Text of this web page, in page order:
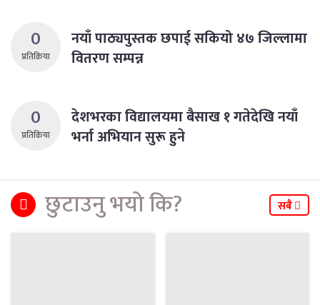
0
प्रतिक्रिया
नयाँ पाठ्यपुस्तक छपाई सकियो ४७ जिल्लामा
वितरण सम्पन्न
0
प्रतिक्रिया
देशभरका विद्यालयमा बैसाख १ गतेदेखि नयाँ
भर्ना अभियान सुरू हुने
छुटाउनु भयो कि? सबै